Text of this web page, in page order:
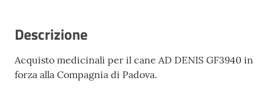
Descrizione
Acquisto medicinali per il cane AD DENIS GF3940 in
forza alla Compagnia di Padova.